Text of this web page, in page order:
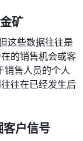
矿
这些数据往往是
的销售机会或客
销售人员的个人
往在已经发生后
户信号